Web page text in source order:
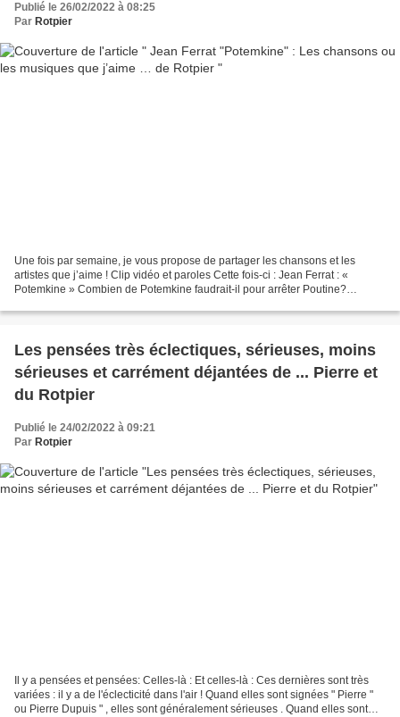
Publié le 26/02/2022 à 08:25
Par Rotpier
Une fois par semaine, je vous propose de partager les chansons et les
artistes que j’aime ! Clip vidéo et paroles Cette fois-ci : Jean Ferrat : «
Potemkine » Combien de Potemkine faudrait-il pour arrêter Poutine?
Les pensées très éclectiques, sérieuses, moins
sérieuses et carrément déjantées de ... Pierre et
du Rotpier
Publié le 24/02/2022 à 09:21
Par Rotpier
Il y a pensées et pensées: Celles-là : Et celles-là : Ces dernières sont très
variées : il y a de l'éclecticité dans l'air ! Quand elles sont signées " Pierre "
ou Pierre Dupuis " , elles sont généralement sérieuses . Quand elles sont